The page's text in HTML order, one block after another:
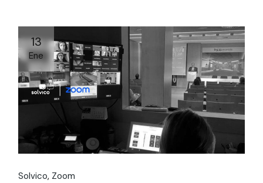
13
Ene
Solvico Zoom